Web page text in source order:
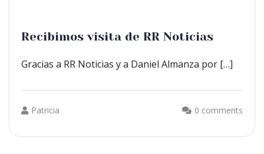
Recibimos visita de RR Noticias
Gracias a RR Noticias y a Daniel Almanza por […]
Patricia 0 comments